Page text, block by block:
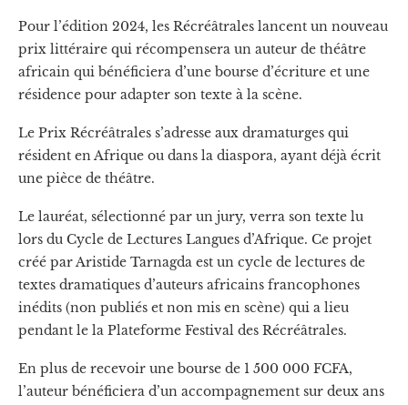
Pour l’édition 2024, les Récréâtrales lancent un nouveau
prix littéraire qui récompensera un auteur de théâtre
africain qui bénéficiera d’une bourse d’écriture et une
résidence pour adapter son texte à la scène.
Le Prix Récréâtrales s’adresse aux dramaturges qui
résident en Afrique ou dans la diaspora, ayant déjà écrit
une pièce de théâtre.
Le lauréat, sélectionné par un jury, verra son texte lu
lors du Cycle de Lectures Langues d’Afrique. Ce projet
créé par Aristide Tarnagda est un cycle de lectures de
textes dramatiques d’auteurs africains francophones
inédits (non publiés et non mis en scène) qui a lieu
pendant le la Plateforme Festival des Récréâtrales.
En plus de recevoir une bourse de 1 500 000 FCFA,
l’auteur bénéficiera d’un accompagnement sur deux ans